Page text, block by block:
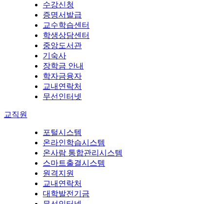
수강신청
증명서발급
교수학습센터
학생상담센터
중앙도서관
기숙사
장학금 안내
학자금융자
교내연락처
무선인터넷
교직원
포털시스템
온라인학습시스템
온사람 통합관리시스템
스마트출결시스템
원격지원
교내연락처
대학발전기금